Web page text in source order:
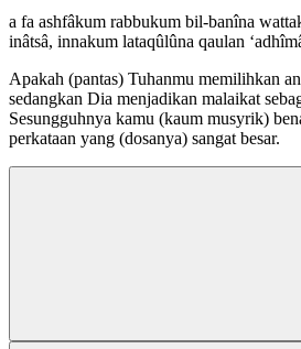
a fa ashfâkum rabbukum bil-banîna
inâtsâ, innakum lataqûlûna qaulan
Apakah (pantas) Tuhanmu memilihkan
sedangkan Dia menjadikan malaikat
Sesungguhnya kamu (kaum musyrik)
perkataan yang (dosanya) sangat besar.